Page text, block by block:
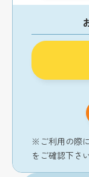
※ご利用の際
をご確認下さ